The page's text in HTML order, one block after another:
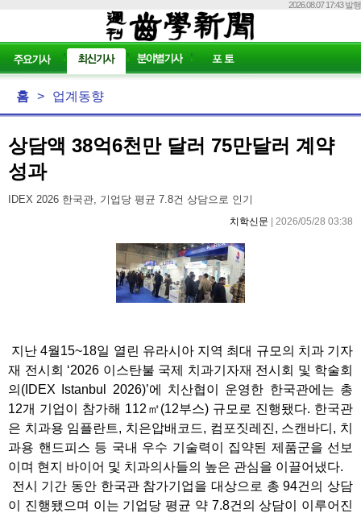
2026.08.07 17:43 발행
홈 > 업계동향
상담액 38억6천만 달러 75만달러 계약
성과
IDEX 2026 한국관, 기업당 평균 7.8건 상담으로 인기
치학신문 | 2026/05/28 03:38
지난 4월15~18일 열린 유라시아 지역 최대 규모의 치과 기자
재 전시회 ‘2026 이스탄불 국제 치과기자재 전시회 및 학술회
의(IDEX Istanbul 2026)’에 치산협이 운영한 한국관에는 총
12개 기업이 참가해 112㎡(12부스) 규모로 진행됐다. 한국관
은 치과용 임플란트, 치은압배코드, 컴포짓레진, 스캔바디, 치
과용 핸드피스 등 국내 우수 기술력이 집약된 제품군을 선보
이며 현지 바이어 및 치과의사들의 높은 관심을 이끌어냈다.
전시 기간 동안 한국관 참가기업을 대상으로 총 94건의 상담
이 진행됐으며 이는 기업당 평균 약 7.8건의 상담이 이루어진